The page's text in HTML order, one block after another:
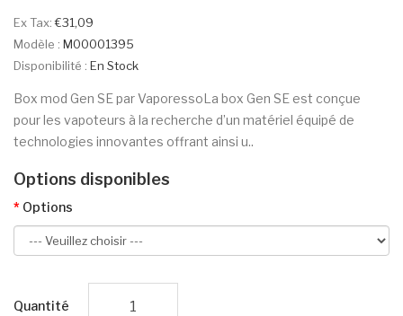
Ex Tax:€31,09
Modèle : M00001395
Disponibilité : En Stock
Box mod Gen SE par VaporessoLa box Gen SE est conçue
pour les vapoteurs à la recherche d’un matériel équipé de
technologies innovantes offrant ainsi u..
Options disponibles
Options
Quantité